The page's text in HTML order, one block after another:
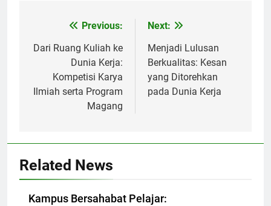
navigation
Previous:
Dari Ruang Kuliah ke
Dunia Kerja:
Kompetisi Karya
Ilmiah serta Program
Magang
Next:
Menjadi Lulusan
Berkualitas: Kesan
yang Ditorehkan
pada Dunia Kerja
Related News
Kampus Bersahabat Pelajar: